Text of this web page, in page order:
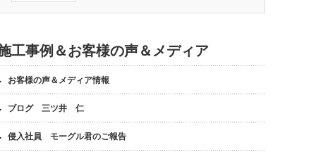
工事例＆お客様の声＆メディア
お客様の声＆メディア情報
ブログ 三ツ井 仁
侵入社員 モーグル君のご報告